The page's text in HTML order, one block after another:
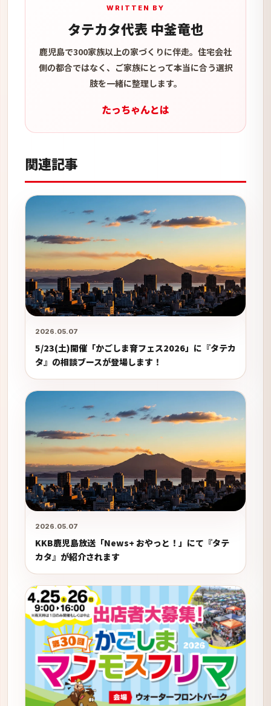
WRITTEN BY
タテカタ代表 中釜竜也
鹿児島で300家族以上の家づくりに伴走。住宅会社
側の都合ではなく、ご家族にとって本当に合う選択
肢を一緒に整理します。
たっちゃんとは
関連記事
2026.05.07
5/23(土)開催「かごしま育フェス2026」に『タテカ
タ』の相談ブースが登場します！
2026.05.07
KKB鹿児島放送「News+ おやっと！」にて『タテ
カタ』が紹介されます